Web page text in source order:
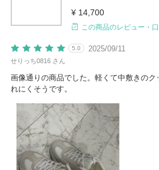
¥ 14,700
この商品のレビュー・
2025/09/11
5.0
せりっち0816 さん
画像通りの商品でした。軽くて中敷きの
れにくそうです。